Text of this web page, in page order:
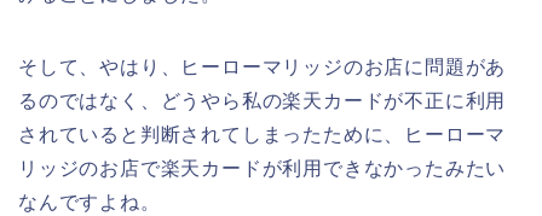
そして、やはり、ヒーローマリッジのお店に問題があ
るのではなく、どうやら私の楽天カードが不正に利用
されていると判断されてしまったために、ヒーローマ
リッジのお店で楽天カードが利用できなかったみたい
なんですよね。